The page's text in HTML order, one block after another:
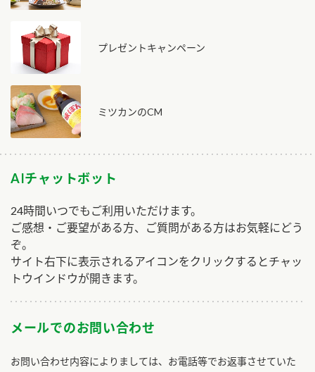
プレゼントキャンペーン
ミツカンのCM
AIチャットボット
24時間いつでもご利用いただけます。
ご感想・ご要望がある方、ご質問がある方はお気軽にどう
ぞ。
サイト右下に表示されるアイコンをクリックするとチャッ
トウインドウが開きます。
メールでのお問い合わせ
お問い合わせ内容によりましては、お電話等でお返事させていた